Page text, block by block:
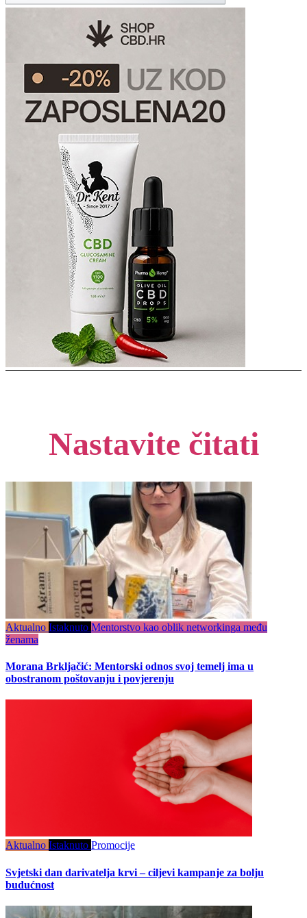
Nastavite čitati
Aktualno Istaknuto Mentorstvo kao oblik networkinga među
ženama
Morana Brkljačić: Mentorski odnos svoj temelj ima u
obostranom poštovanju i povjerenju
Aktualno Istaknuto Promocije
Svjetski dan darivatelja krvi – ciljevi kampanje za bolju
budućnost